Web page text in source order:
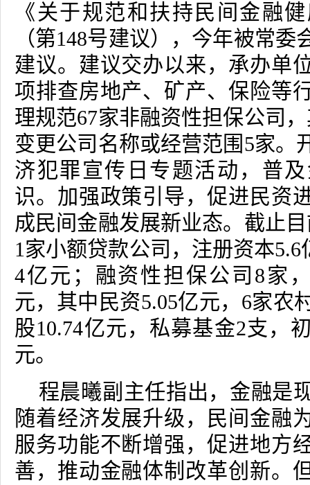
《关于规范和扶持民间金融
（第148号建议），今年被常委
建议。建议交办以来，承办单
项排查房地产、矿产、保险等
理规范67家非融资性担保公司
变更公司名称或经营范围 5家。
济犯罪宣传日专题活动，普
识。加强政策引导，促进民资
成民间金融发展新业态。截止
1家小额贷款公司，注册资本5.6
4亿元；融资性担保公司 8家
元，其中民资5.05亿元， 6家农
股10.74亿元，私募基金2支，
元。
程晨曦副主任指出，金融是
随着经济发展升级，民间金融
服务功能不断增强，促进地方
善，推动金融体制改革创新。